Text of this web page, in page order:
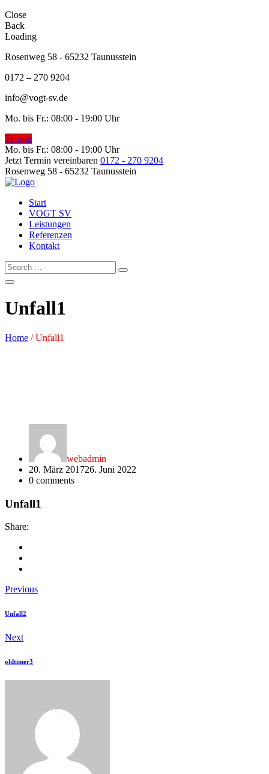
Close
Back
Loading
Rosenweg 58 - 65232 Taunusstein
0172 – 270 9204
info@vogt-sv.de
Mo. bis Fr.: 08:00 - 19:00 Uhr
Termin
Mo. bis Fr.: 08:00 - 19:00 Uhr
Jetzt Termin vereinbaren 0172 - 270 9204
Rosenweg 58 - 65232 Taunusstein
Start
VOGT SV
Leistungen
Referenzen
Kontakt
Unfall1
Home /Unfall1
webadmin
20. März 201726. Juni 2022
0 comments
Unfall1
Share:
Previous
Unfall2
Next
oldtimer3